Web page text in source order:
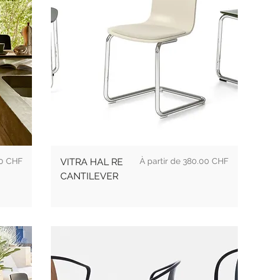
CHF
VITRA HAL RE
CANTILEVER
Prix 380.00 CHF